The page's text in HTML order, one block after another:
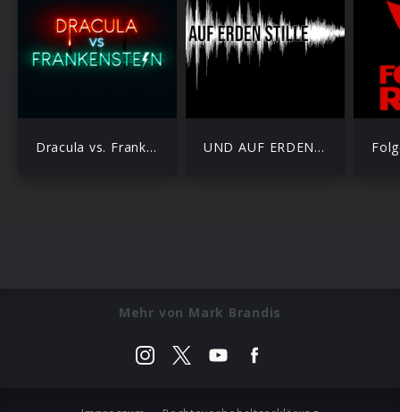
Dracula vs. Frankenstein UND AUF ERDEN STILLE
Mehr von Mark Brandis